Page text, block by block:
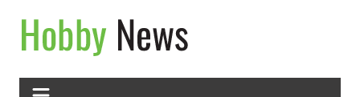
content